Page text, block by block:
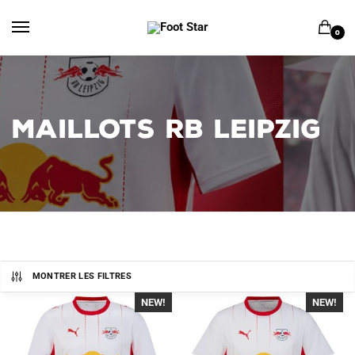
0
MAILLOTS RB LEIPZIG
MONTRER LES FILTRES
-40%
NEW! -40%
NEW!